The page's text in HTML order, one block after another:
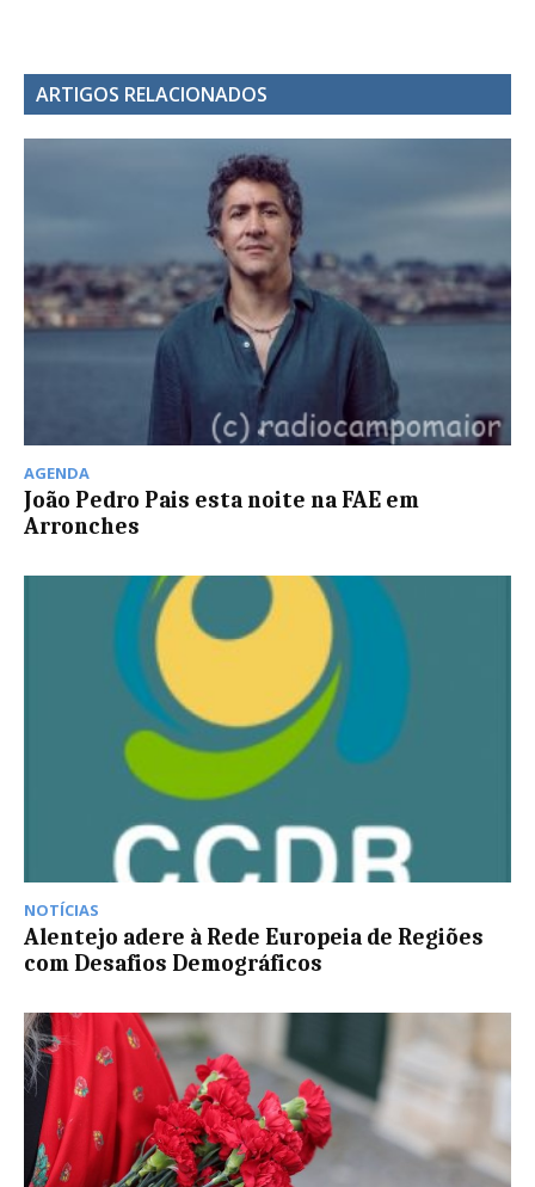
ARTIGOS RELACIONADOS
AGENDA
João Pedro Pais esta noite na FAE em
Arronches
NOTÍCIAS
Alentejo adere à Rede Europeia de Regiões
com Desafios Demográficos